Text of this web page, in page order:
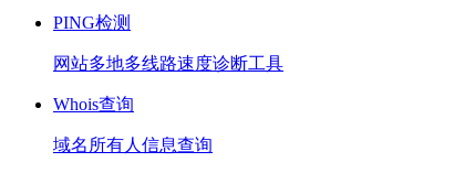
PING检测
网站多地多线路速度诊断工具
Whois查询
域名所有人信息查询